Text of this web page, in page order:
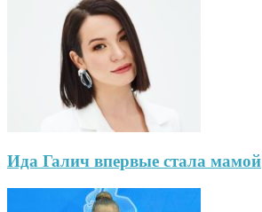
Ида Галич впервые стала мамой